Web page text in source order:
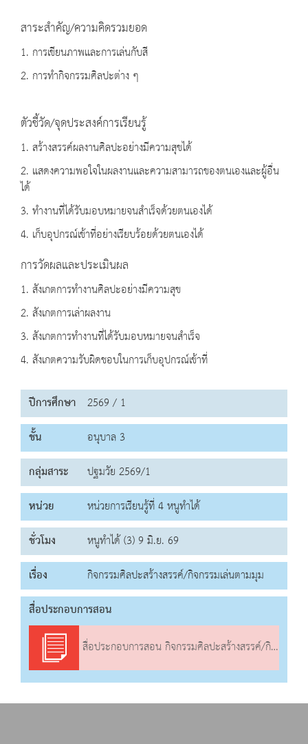
สาระสำคัญ/ความคิดรวมยอด
1. การเขียนภาพและการเล่นกับสี
2. การทำกิจกรรมศิลปะต่าง ๆ
ตัวชี้วัด/จุดประสงค์การเรียนรู้
1. สร้างสรรค์ผลงานศิลปะอย่างมีความสุขได้
2. แสดงความพอใจในผลงานและความสามารถของตนเองและผู้อื่น
ได้
3. ทำงานที่ได้รับมอบหมายจนสำเร็จด้วยตนเองได้
4. เก็บอุปกรณ์เข้าที่อย่างเรียบร้อยด้วยตนเองได้
การวัดผลและประเมินผล
1. สังเกตการทำงานศิลปะอย่างมีความสุข
2. สังเกตการเล่าผลงาน
3. สังเกตการทำงานที่ได้รับมอบหมายจนสำเร็จ
4. สังเกตความรับผิดชอบในการเก็บอุปกรณ์เข้าที่
ปีการศึกษา 2569 / 1
ชั้น
อนุบาล 3
กลุ่มสาระ
ปฐมวัย 2569/1
หน่วย
หน่วยการเรียนรู้ที่ 4 หนูทำได้
ชั่วโมง
หนูทำได้ (3) 9 มิ.ย. 69
เรื่อง
กิจกรรมศิลปะสร้างสรรค์/กิจกรรมเล่นตามมุม
สื่อประกอบการสอน
สื่อประกอบการสอน กิจกรรมศิลปะสร้างสรรค์/กิจกรรมเล่นตามมุม